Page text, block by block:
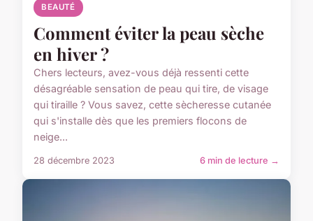
BEAUTÉ
Comment éviter la peau sèche
en hiver ?
Chers lecteurs, avez-vous déjà ressenti cette
désagréable sensation de peau qui tire, de visage
qui tiraille ? Vous savez, cette sècheresse cutanée
qui s'installe dès que les premiers flocons de
neige...
28 décembre 2023 6 min de lecture →